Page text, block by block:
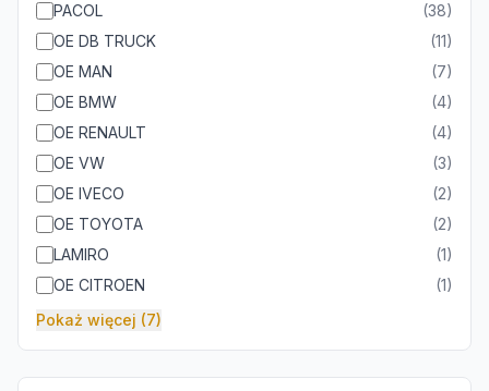
PACOL (38)
OE DB TRUCK
(11)
OE MAN
(7)
OE BMW
(4)
OE RENAULT
(4)
OE VW
(3)
OE IVECO
(2)
OE TOYOTA
(2)
LAMIRO
(1)
OE CITROEN
(1)
Pokaż więcej (7)